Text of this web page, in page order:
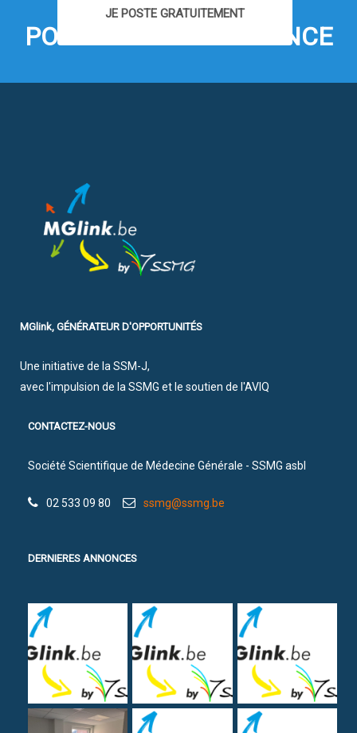
POSTEZ VOTRE ANNONCE
JE POSTE GRATUITEMENT
MGlink, GÉNÉRATEUR D'OPPORTUNITÉS
Une initiative de la SSM-J,
avec l'impulsion de la SSMG et le soutien de l'AVIQ
CONTACTEZ-NOUS
Société Scientifique de Médecine Générale - SSMG asbl
02 533 09 80 ssmg@ssmg.be
DERNIERES ANNONCES